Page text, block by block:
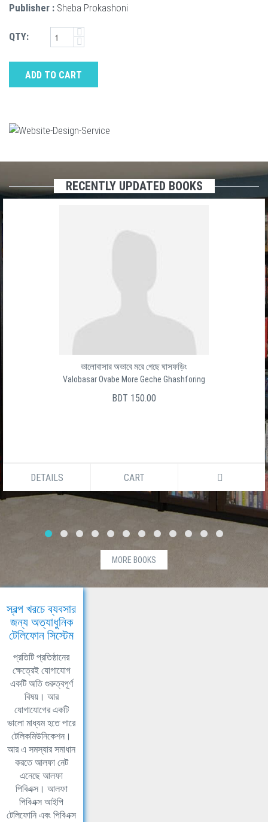
Publisher : Sheba Prokashoni
QTY:
ADD TO CART
RECENTLY UPDATED BOOKS
ভালোবাসার অভাবে মরে গেছে ঘাসফড়িং
Valobasar Ovabe More Geche Ghashforing
BDT 150.00
DETAILS CART
MORE BOOKS
স্বল্প খরচে ব্যবসার
জন্য অত্যাধুনিক
টেলিফোন সিস্টেম
প্রতিটি প্রতিষ্ঠানের
ক্ষেত্রেই যোগাযোগ
একটি অতি গুরুত্বপূর্ণ
বিষয়। আর
যোগাযোগের একটি
ভালো মাধ্যম হতে পারে
টেলিকমিউনিকেশন।
আর এ সমস্যার সমাধান
করতে আলফা নেট
এনেছে আলফা
পিবিএক্স। আলফা
পিবিএক্স আইপি
টেলিফোনি এবং পিবিএক্স